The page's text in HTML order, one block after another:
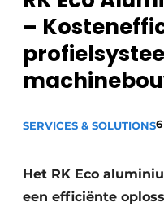
Privacy / Cookie
Vacature
Vacatures
–
SERVICES & SOLUTIONS
Het RK Eco
een efficiënte